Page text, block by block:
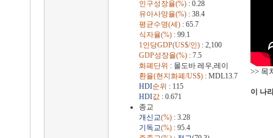
인구성장율(%): 0.28
유아사망율(%): 38.4
평균수명(세): 65.7
식자율(%): 99.1
1인당GDP(US$/인): 2,100
GDP성장율(%): 7.5
화폐단위 : 몰도바 레우,레이
환율(현지화폐/US$): MDL13.7
HDI순위 : 115
HDI값: 0.671
종교
개신교(%): 3.28
기독교(%): 95.4
>> 목
이 나